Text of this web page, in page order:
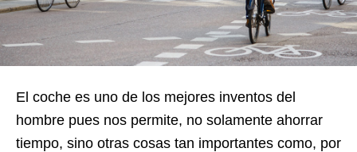
El coche es uno de los mejores inventos del
hombre pues nos permite, no solamente ahorrar
tiempo, sino otras cosas tan importantes como, por